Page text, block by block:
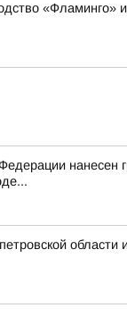
«Фламинго»
нанесен
области